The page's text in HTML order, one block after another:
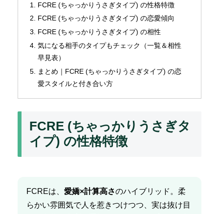
FCRE (ちゃっかりうさぎタイプ) の性格特徴
FCRE (ちゃっかりうさぎタイプ) の恋愛傾向
FCRE (ちゃっかりうさぎタイプ) の相性
気になる相手のタイプもチェック（一覧＆相性
早見表）
まとめ｜FCRE (ちゃっかりうさぎタイプ) の恋
愛スタイルと付き合い方
FCRE (ちゃっかりうさぎタ
イプ) の性格特徴
FCREは、 愛嬌×計算高さのハイブリッド。柔
らかい雰囲気で人を惹きつけつつ、実は抜け目